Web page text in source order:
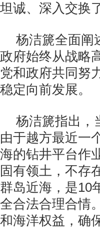
坦诚、深入交换
杨洁篪全面阐
政府始终从战略
党和政府共同努
稳定向前发展。
杨洁篪指出，
由于越方最近一
海的钻井平台作
固有领土，不存
群岛近海，是10
全合法合理合情
和海洋权益，确